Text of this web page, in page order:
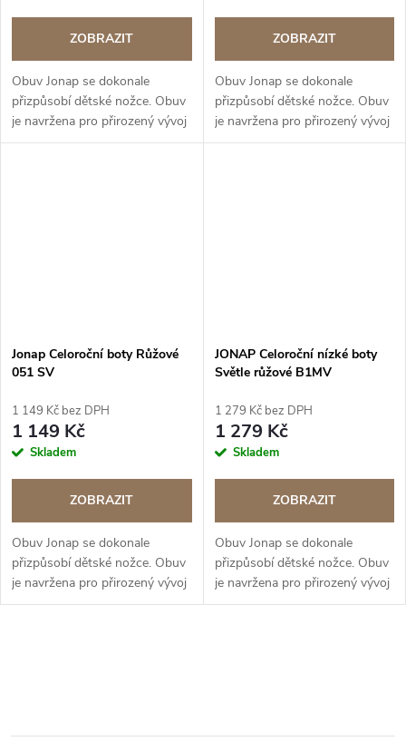
ZOBRAZIT
Obuv Jonap se dokonale
přizpůsobí dětské nožce. Obuv
je navržena pro přirozený vývoj
nohy. BAREFOOT řada
ZOBRAZIT
Obuv Jonap se dokonale
přizpůsobí dětské nožce. Obuv
je navržena pro přirozený vývoj
nohy. BAREFOOT řada
Jonap Celoroční boty Růžové
051 SV
1 149 Kč bez DPH
1 149 Kč
Skladem
ZOBRAZIT
Obuv Jonap se dokonale
přizpůsobí dětské nožce. Obuv
je navržena pro přirozený vývoj
nohy. BAREFOOT řada
JONAP Celoroční nízké boty
Světle růžové B1MV
1 279 Kč bez DPH
1 279 Kč
Skladem
ZOBRAZIT
Obuv Jonap se dokonale
přizpůsobí dětské nožce. Obuv
je navržena pro přirozený vývoj
nohy. BAREFOOT řada
l